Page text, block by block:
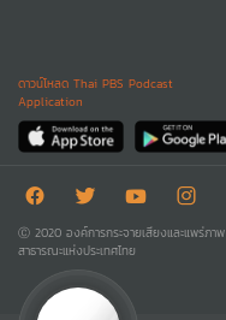
ดาวน์โหลด Thai PBS Podcast
Application
Ⓒ 2020 องค์การกระจายเสียงและแพร่ภาพ
สาธารณะแห่งประเทศไทย